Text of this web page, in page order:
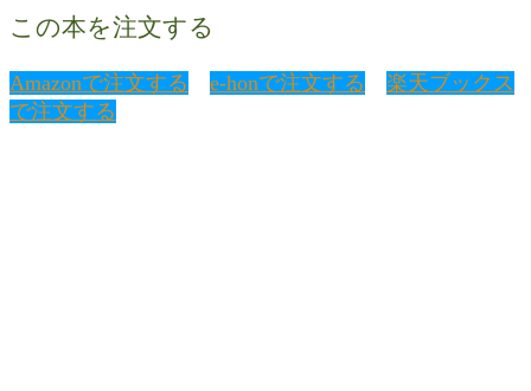
この本を注文する
Amazonで注文する e-honで注文する
楽天ブックス
で注文する